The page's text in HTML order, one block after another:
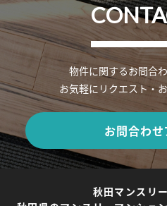
物件に関するお問合
お気軽にリクエスト・
お問合わ
秋田マンスリ